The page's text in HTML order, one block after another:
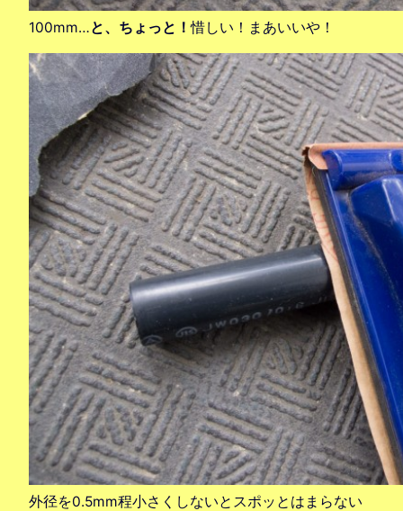
100mm…と、ちょっと！惜しい！まあいいや！
外径を0.5mm程小さくしないとスポッとはまらない